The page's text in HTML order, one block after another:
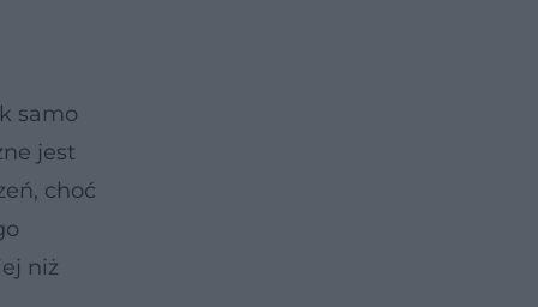
samo
jest
choć
niż